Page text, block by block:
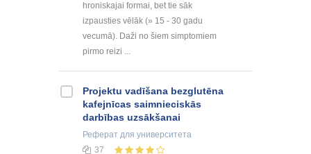
hroniskajai formai, bet tie sāk
izpausties vēlāk (» 15 - 30 gadu
vecumā). Daži no šiem simptomiem
pirmo reizi ...
Projektu vadīšana bezglutēna
kafejnīcas saimnieciskās
darbības uzsākšanai
Реферат для университета
37